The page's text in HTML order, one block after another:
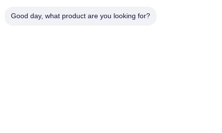
हमारे बारे में
Good day, what product are you looking for?